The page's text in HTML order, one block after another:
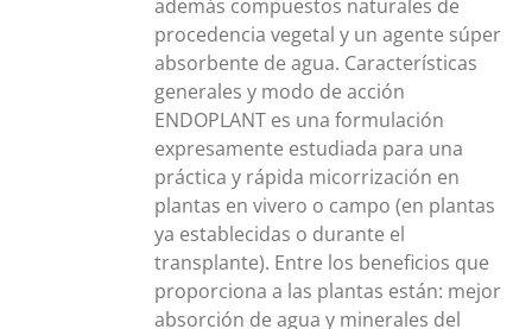
además compuestos naturales de
procedencia vegetal y un agente súper
absorbente de agua. Características
generales y modo de acción
ENDOPLANT es una formulación
expresamente estudiada para una
práctica y rápida micorrización en
plantas en vivero o campo (en plantas
ya establecidas o durante el
transplante). Entre los beneficios que
proporciona a las plantas están: mejor
absorción de agua y minerales del